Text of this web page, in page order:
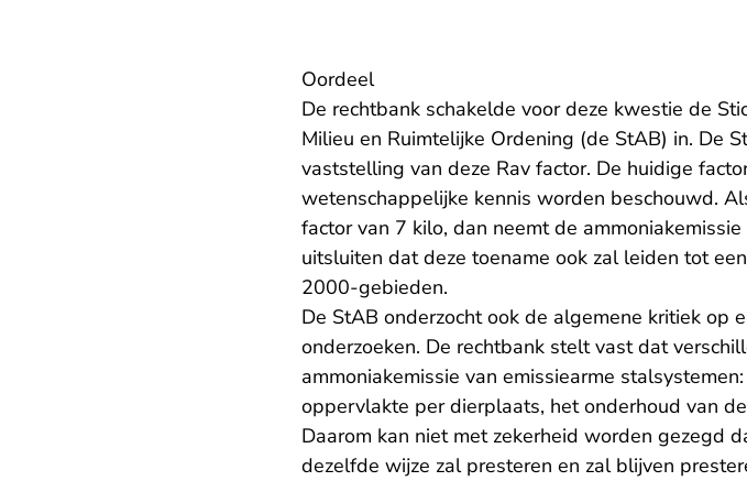
Oordeel
De rechtbank schakelde voor deze kwestie de
Milieu en Ruimtelijke Ordening (de StAB) in. De
vaststelling van deze Rav factor. De huidige
wetenschappelijke kennis worden beschouwd.
factor van 7 kilo, dan neemt de
uitsluiten dat deze toename ook zal leiden tot
2000-gebieden.
De StAB onderzocht ook de algemene kritiek op
onderzoeken. De rechtbank stelt vast dat
ammoniakemissie van emissiearme
oppervlakte per dierplaats, het onderhoud van
Daarom kan niet met zekerheid worden gezegd
dezelfde wijze zal presteren en zal blijven